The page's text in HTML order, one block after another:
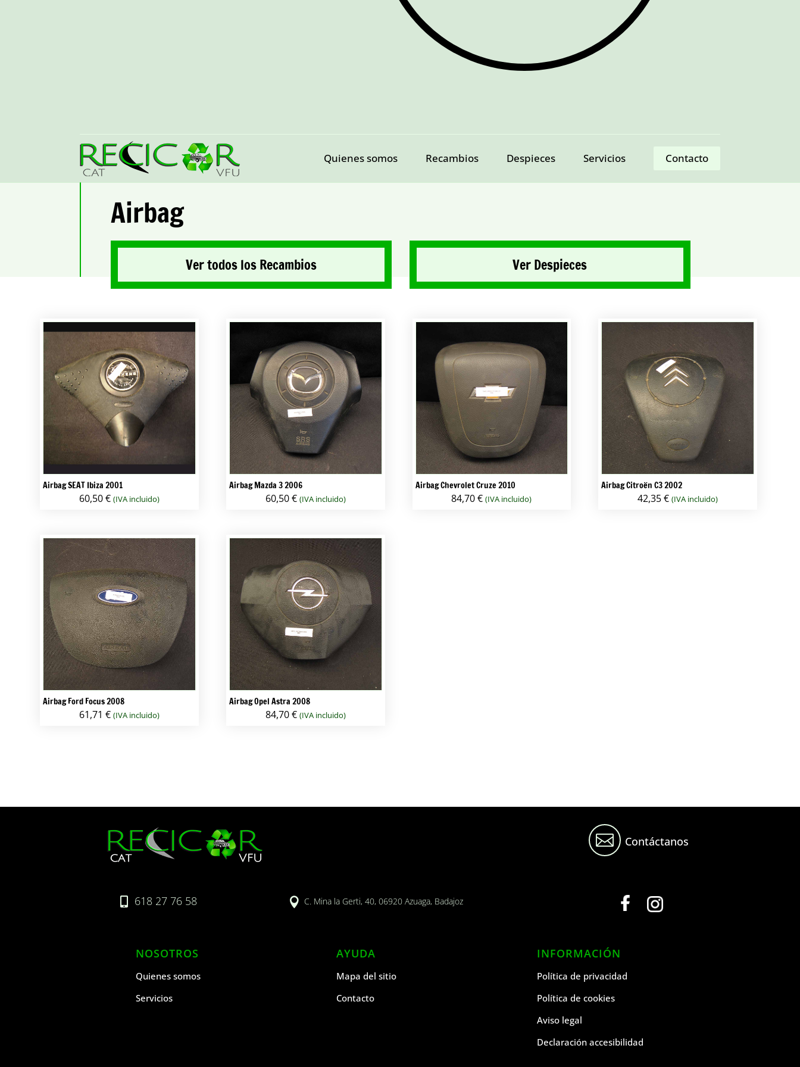
Quienes somos Recambios Despieces Servicios Contacto
Airbag
Ver todos los Recambios Ver Despieces
Airbag SEAT Ibiza 2001
60,50€ (IVA incluido)
Airbag Mazda 3 2006
60,50€ (IVA incluido)
Airbag Chevrolet Cruze 2010
84,70€ (IVA incluido)
Airbag Citroën C3 2002
42,35€ (IVA incluido)
Airbag Ford Focus 2008
61,71€ (IVA incluido)
Airbag Opel Astra 2008
84,70€ (IVA incluido)
 Contáctanos
 618 27 76 58  C. Mina la Gerti, 40, 06920 Azuaga, Badajoz
NOSOTROS
Quienes somos
Servicios
AYUDA
Mapa del sitio
Contacto
INFORMACIÓN
Política de privacidad
Política de cookies
Aviso legal
Declaración accesibilidad